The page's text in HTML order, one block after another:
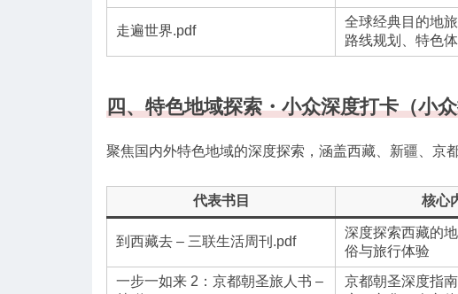
走遍世界.pdf
全球经典目的地
路线规划、特色
四、特色地域探索・小众深度打卡（小
聚焦国内外特色地域的深度探索，涵盖西藏、新疆、京
代表书目 核心
到西藏去 – 三联生活周刊.pdf
深度探索西藏的
俗与旅行体验
一步一如来 2：京都朝圣旅人书 –
京都朝圣深度指